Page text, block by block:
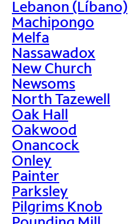
Lebanon (Líbano)
Machipongo
Melfa
Nassawadox
New Church
Newsoms
North Tazewell
Oak Hall
Oakwood
Onancock
Onley
Painter
Parksley
Pilgrims Knob